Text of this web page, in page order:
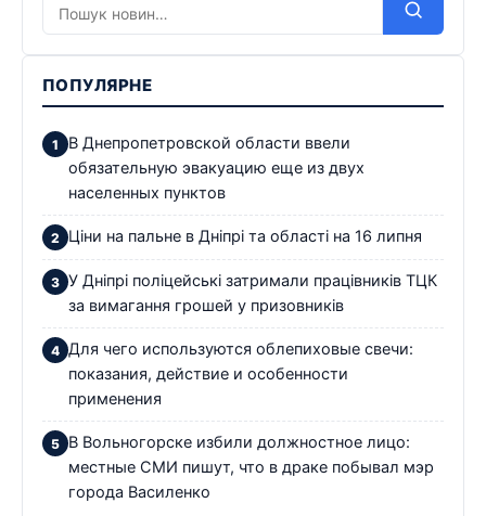
ПОПУЛЯРНЕ
В Днепропетровской области ввели
обязательную эвакуацию еще из двух
населенных пунктов
Ціни на пальне в Дніпрі та області на 16 липня
У Дніпрі поліцейські затримали працівників ТЦК
за вимагання грошей у призовників
Для чего используются облепиховые свечи:
показания, действие и особенности
применения
В Вольногорске избили должностное лицо:
местные СМИ пишут, что в драке побывал мэр
города Василенко